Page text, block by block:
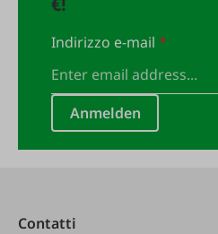
Indirizzo e-mail*
Anmelden
Contatti